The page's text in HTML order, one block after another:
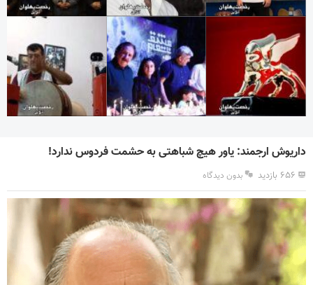
داریوش ارجمند: یاور هیچ شباهتی به حشمت فردوس ندارد!
۶۵۶ بازدید بدون دیدگاه